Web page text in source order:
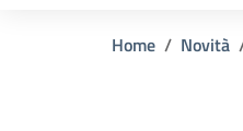
Home Novità